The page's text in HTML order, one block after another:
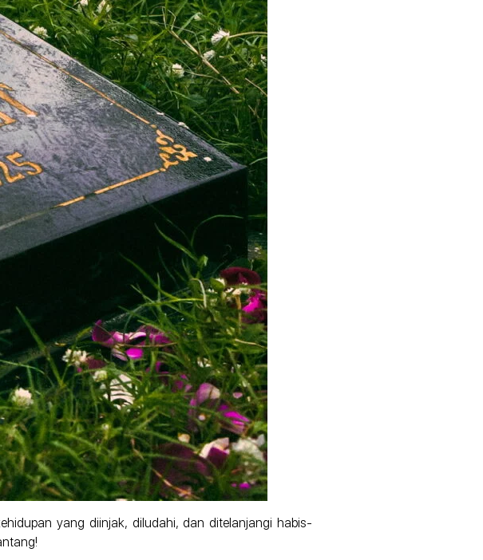
yang diinjak, diludahi, dan ditelanjangi habis-